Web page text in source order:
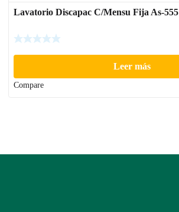
Lavatorio Discapac C/Mensu Fija As-555
Leer más
Compare